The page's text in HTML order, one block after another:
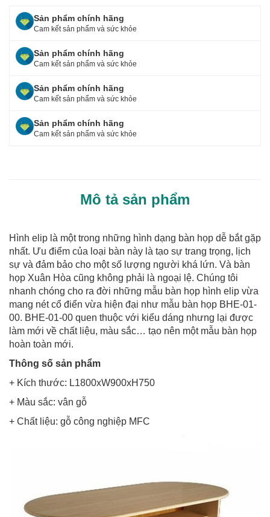
c
e
b
o
o
k
tt
er
ar
e
Sản phẩm chính hãng
Cam kết sản phẩm và sức khỏe
Sản phẩm chính hãng
Cam kết sản phẩm và sức khỏe
Sản phẩm chính hãng
Cam kết sản phẩm và sức khỏe
Sản phẩm chính hãng
Cam kết sản phẩm và sức khỏe
Mô tả sản phẩm
Hình elip là một trong những hình dạng bàn họp dễ bắt gặp
nhất. Ưu điểm của loại bàn này là tạo sự trang trọng, lịch
sự và đảm bảo cho một số lượng người khá lứn. Và bàn
họp Xuân Hòa cũng không phải là ngoại lệ. Chúng tôi
nhanh chóng cho ra đời những mẫu bàn họp hình elip vừa
mang nét cổ điển vừa hiện đại như mẫu bàn họp BHE-01-
00. BHE-01-00 quen thuộc với kiểu dáng nhưng lại được
làm mới về chất liệu, màu sắc… tạo nên một mẫu bàn họp
hoàn toàn mới.
Thông số sản phẩm
+ Kích thước: L1800xW900xH750
+ Màu sắc: vân gỗ
+ Chất liệu: gỗ công nghiệp MFC